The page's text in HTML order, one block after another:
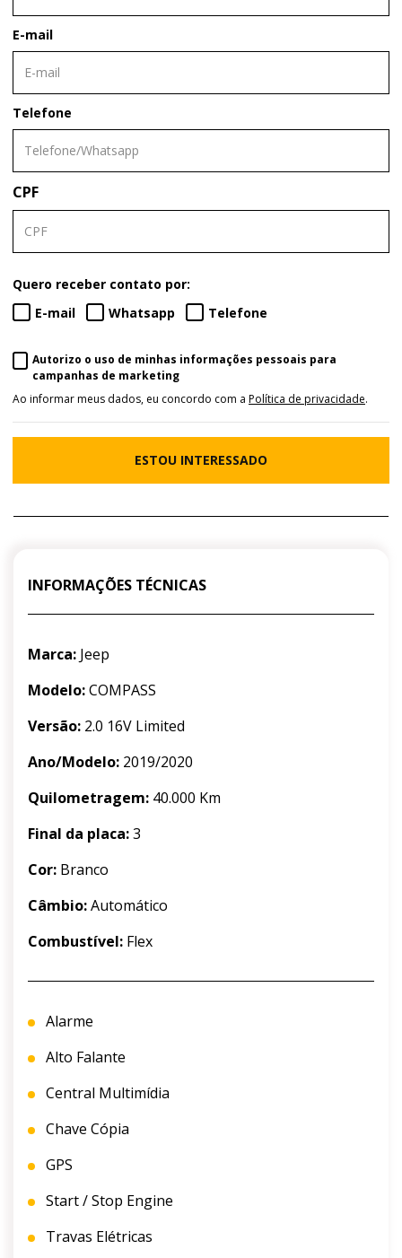
E-mail
Telefone
CPF
Quero receber contato por:
E-mail
Whatsapp Telefone
Autorizo o uso de minhas informações pessoais para
campanhas de marketing
Ao informar meus dados, eu concordo com a Política de privacidade.
ESTOU INTERESSADO
INFORMAÇÕES TÉCNICAS
Marca: Jeep
Modelo:COMPASS
Versão: 2.0 16V Limited
Ano/Modelo: 2019/2020
Quilometragem: 40.000 Km
Final da placa:3
Cor: Branco
Câmbio:Automático
Combustível: Flex
Alarme
Alto Falante
Central Multimídia
Chave Cópia
GPS
Start / Stop Engine
Travas Elétricas